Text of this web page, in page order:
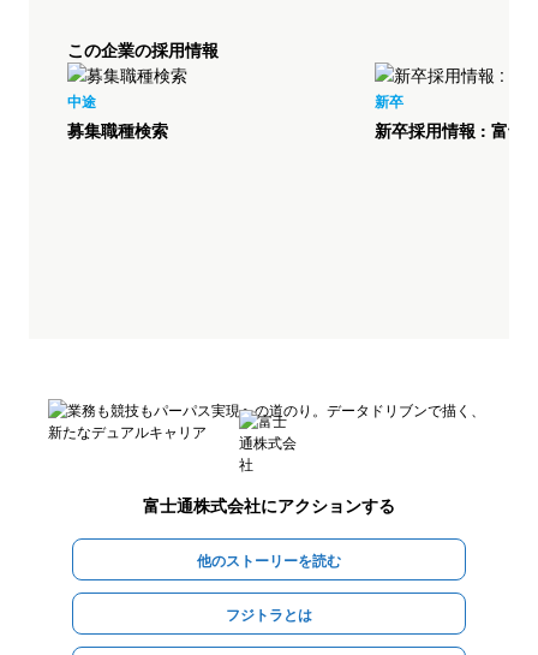
この企業の採用情報
中途
募集職種検索
新卒
新卒採用情報 : 富士
富士通株式会社にアクションする
他のストーリーを読む
フジトラとは